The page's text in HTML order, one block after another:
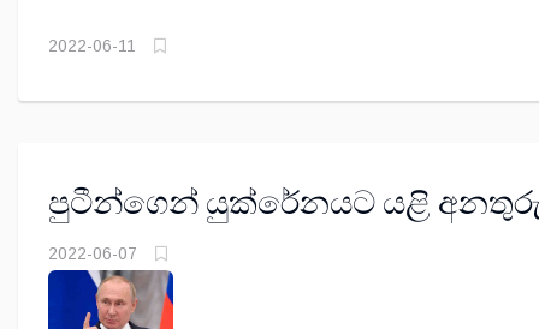
2022-06-11
පුටීන්ගෙන් යුක්රේනයට යළි
2022-06-07